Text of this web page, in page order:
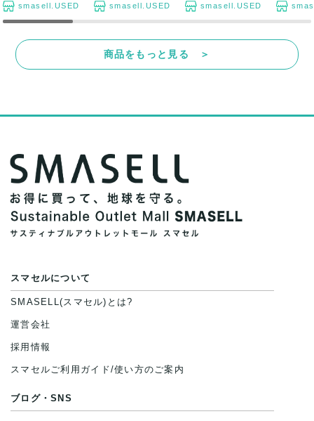
smasell.USED smasell.USED smasell.USED
商品をもっと見る ＞
スマセルについて
SMASELL(スマセル)とは?
運営会社
採用情報
スマセルご利用ガイド/使い方のご案内
ブログ・SNS